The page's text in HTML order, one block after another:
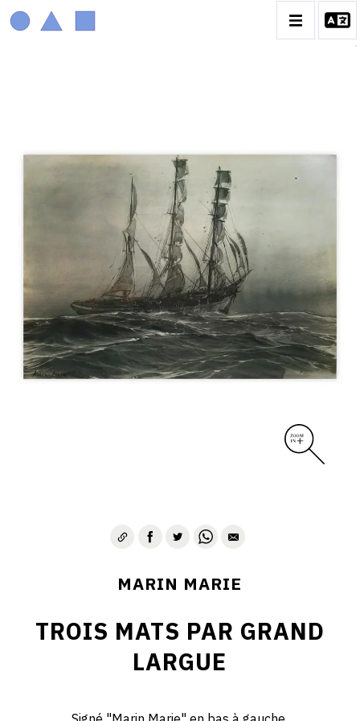
BIOGRAPHIE
CATALOGUE DES OEUVRES
CONTACT
MARIN MARIE
TROIS MATS PAR GRAND
LARGUE